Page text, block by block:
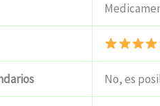
No, es